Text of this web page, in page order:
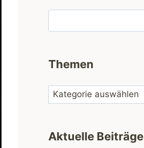
Themen
Aktuelle Beiträge